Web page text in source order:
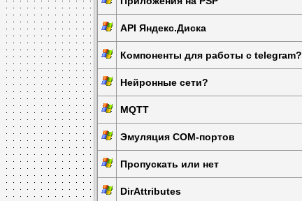
API Яндекс.Диска
Компоненты для работы с telegram?
Нейронные сети?
MQTT
Эмуляция COM-портов
Пропускать или нет
DirAttributes